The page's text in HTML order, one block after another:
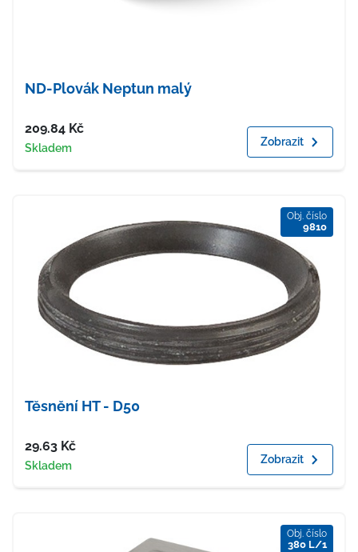
ND-Plovák Neptun malý
Cena
209.84 Kč
Dostupnost
Skladem Zobrazit
Obj. číslo
9810
Těsnění HT - D50
Cena
29.63 Kč
Dostupnost
Skladem Zobrazit
Obj. číslo
380 L/1